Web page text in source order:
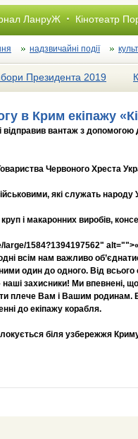
ЛанруЖ Кінотеатр
надзвичайні події
Президента 2019
в Крим екіпажу
вантаж з допомогою
Червоного Хреста
які служать народу
і макаронних виробів,
1584?1394197562"
всім нам важливо
один до одного. Від
захисники! Ми впевнені,
плече Вам і Вашим
до екіпажу корабля.
біля узбережжя